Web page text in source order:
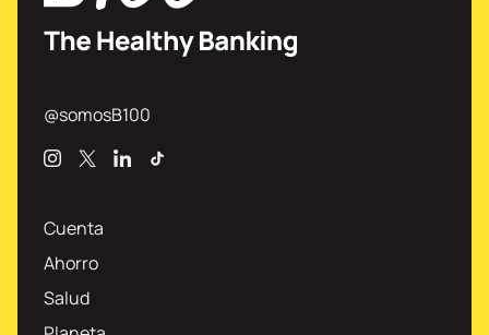
@somosB100
InstagramLinkedin
Cuenta
Ahorro
Salud